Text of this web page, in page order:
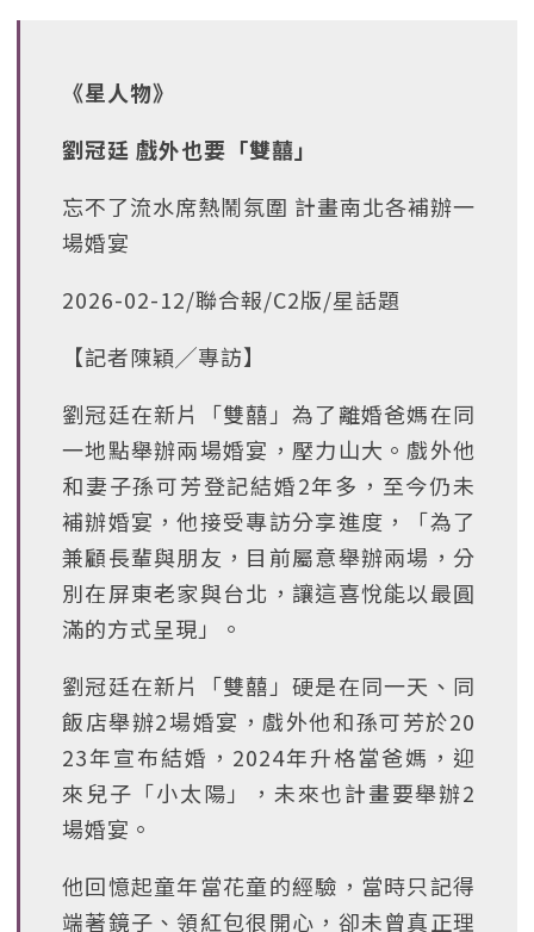
《星人物》
劉冠廷 戲外也要「雙囍」
忘不了流水席熱鬧氛圍 計畫南北各補辦一
場婚宴
2026-02-12/聯合報/C2版/星話題
【記者陳穎╱專訪】
劉冠廷在新片「雙囍」為了離婚爸媽在同
一地點舉辦兩場婚宴，壓力山大。戲外他
和妻子孫可芳登記結婚2年多，至今仍未
補辦婚宴，他接受專訪分享進度，「為了
兼顧長輩與朋友，目前屬意舉辦兩場，分
別在屏東老家與台北，讓這喜悅能以最圓
滿的方式呈現」。
劉冠廷在新片「雙囍」硬是在同一天、同
飯店舉辦2場婚宴，戲外他和孫可芳於20
23年宣布結婚，2024年升格當爸媽，迎
來兒子「小太陽」，未來也計畫要舉辦2
場婚宴。
他回憶起童年當花童的經驗，當時只記得
端著鏡子、領紅包很開心，卻未曾真正理